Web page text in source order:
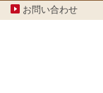
お問い合わせ